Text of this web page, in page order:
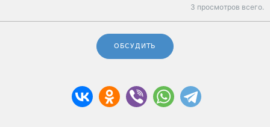
3 просмотров всего.
ОБСУДИТЬ